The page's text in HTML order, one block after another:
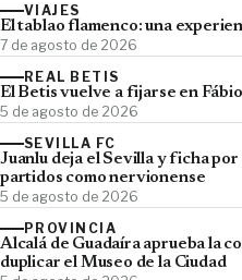
VIAJES
El tablao flamenco: una
7 de agosto de 2026
REAL BETIS
El Betis vuelve a fijarse en
5 de agosto de 2026
SEVILLA FC
Juanlu deja el Sevilla y ficha
partidos como nervionense
5 de agosto de 2026
PROVINCIA
Alcalá de Guadaíra aprueba la
duplicar el Museo de la Ciudad